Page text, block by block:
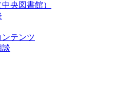
央図書館）
テンツ
談